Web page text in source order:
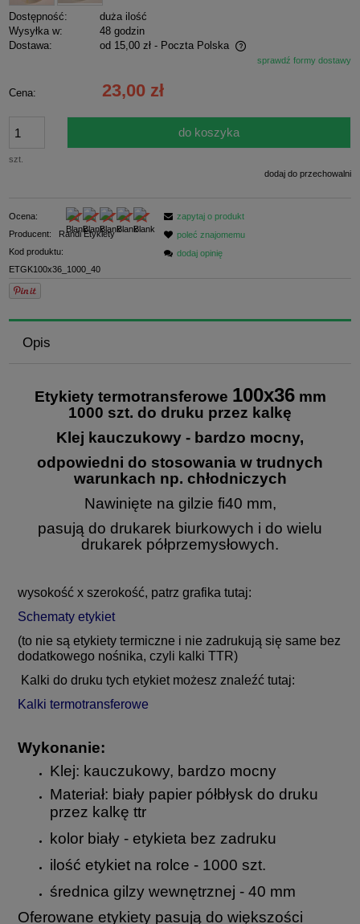
Dostępność:
duża ilość
Wysyłka w:
48 godzin
Dostawa:
od 15,00 zł - Poczta Polska
Cena nie zawiera ewentualnych kosztów płatnościsprawdź formy dostawy
Cena: 23,00 zł
szt.
do koszyka
dodaj do przechowalni
Ocena:
Producent:
Randi Etykiety
Kod produktu:
ETGK100x36_1000_40
zapytaj o produkt
poleć znajomemu
dodaj opinię
Opis
Etykiety termotransferowe 100x36mm
1000 szt. do druku przez kalkę
Klej kauczukowy - bardzo mocny,
odpowiedni do stosowania w trudnych
warunkach np. chłodniczych
Nawinięte na gilzie fi40 mm,
pasują do drukarek biurkowych i do wielu
drukarek półprzemysłowych.
wysokość x szerokość, patrz grafika tutaj:
Schematy etykiet
(to nie są etykiety termiczne i nie zadrukują się same bez
dodatkowego nośnika, czyli kalki TTR)
Kalki do druku tych etykiet możesz znaleźć tutaj:
Kalki termotransferowe
Wykonanie:
Klej: kauczukowy, bardzo mocny
Materiał: biały papier półbłysk do druku
przez kalkę ttr
kolor biały - etykieta bez zadruku
ilość etykiet na rolce - 1000 szt.
średnica gilzy wewnętrznej - 40 mm
Oferowane etykiety pasują do większości